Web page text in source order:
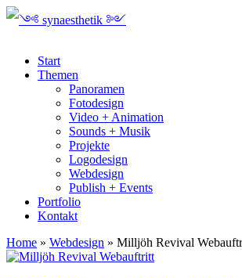
Start
Themen
Panoramen
Fotodesign
Video + Animation
Sounds + Musik
Projekte
Logodesign
Webdesign
Publish + Events
Portfolio
Kontakt
Home » Webdesign » Milljöh Revival